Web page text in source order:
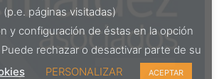
(p.e. páginas visitadas)
y configuración de éstas en la opción
Puede rechazar o desactivar parte de su
PERSONALIZAR ACEPTAR